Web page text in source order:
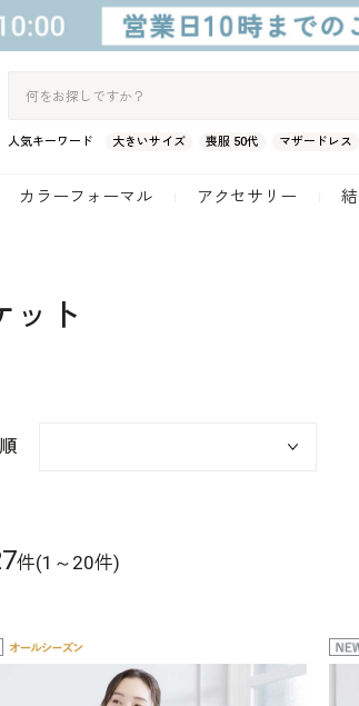
人気キーワード 大きいサイズ 喪服 50代 マザードレス
カラーフォーマル アクセサリー
ット
件(1～20件)